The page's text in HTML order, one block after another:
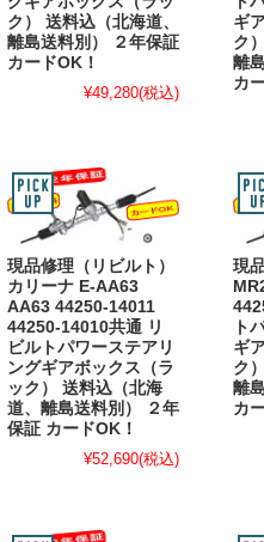
ク） 送料込（北海道、
離島送料別） ２年保証
カードOK！
¥49,280(税込)
ギ
ク
離
カ
現品修理（リビルト）
カリーナ E-AA63
AA63 44250-14011
44250-14010共通 リ
ビルトパワーステアリ
ングギアボックス（ラ
ック） 送料込（北海
道、離島送料別） ２年
保証 カードOK！
¥52,690(税込)
現
ト
ギ
ク
離
カ